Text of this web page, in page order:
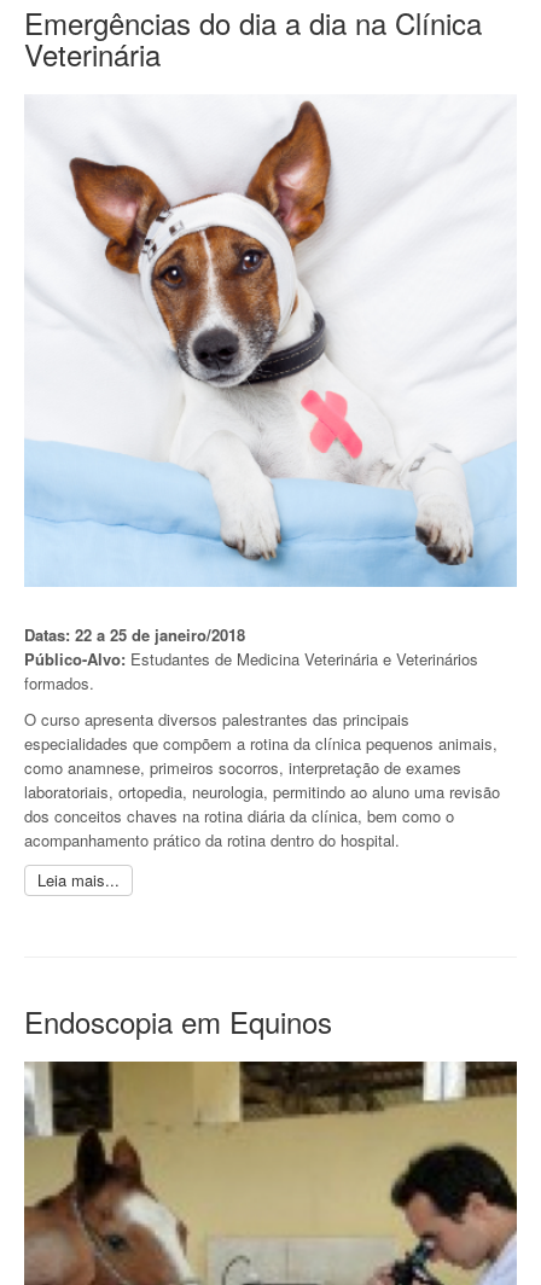
Emergências do dia a dia na Clínica
Veterinária
Datas: 22 a 25 de janeiro/2018
Público-Alvo: Estudantes de Medicina Veterinária e Veterinários
formados.
O curso apresenta diversos palestrantes das principais
especialidades que compõem a rotina da clínica pequenos animais,
como anamnese, primeiros socorros, interpretação de exames
laboratoriais, ortopedia, neurologia, permitindo ao aluno uma revisão
dos conceitos chaves na rotina diária da clínica, bem como o
acompanhamento prático da rotina dentro do hospital.
Leia mais...
Endoscopia em Equinos